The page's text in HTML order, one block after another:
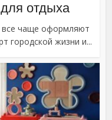
отдыха
чаще оформляют
городской жизни и...